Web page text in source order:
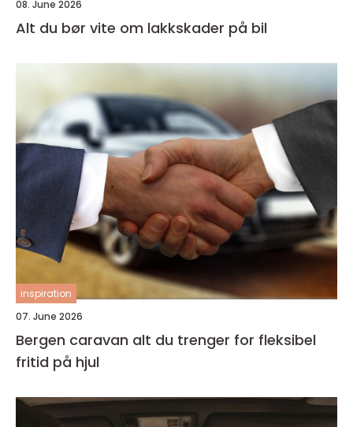
08. June 2026
Alt du bør vite om lakkskader på bil
inspiration
07. June 2026
Bergen caravan alt du trenger for fleksibel
fritid på hjul